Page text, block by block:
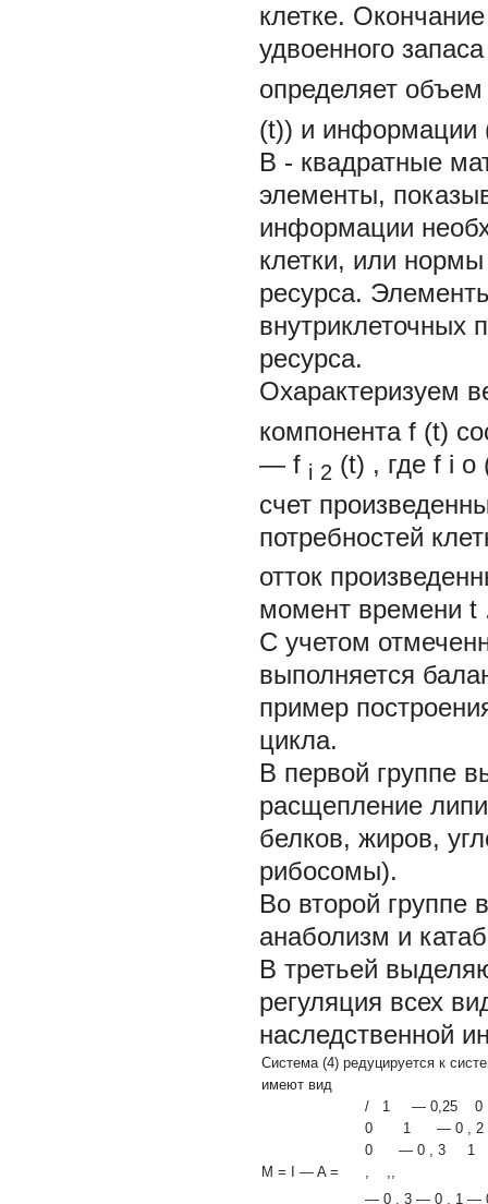
клетке.
удвоенного
определяет
(t)) и информации
B - квадратные
элементы,
информации
клетки, или
ресурса.
внутриклеточных
ресурса.
Охарактеризуем
компонента f (t)
— f i 2 (t) , где f i o
счет
потребностей
отток
момент времени t
С учетом
выполняется
пример
цикла.
В первой группе
расщепление
белков, жиров,
рибосомы).
Во второй
анаболизм и
В третьей
регуляция всех
наследственной
Система (4) редуцируется к
имеют вид
/ 1
— 0,25
0 1
— 0 ,
0
— 0 , 3
M = I
— A =
, ,,
— 0 , 3 — 0 , 1 —